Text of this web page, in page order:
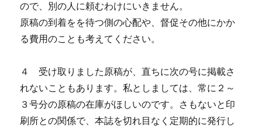
ので、別の人に頼むわけにいきません。
原稿の到着をを待つ側の心配や、督促その他にかか
る費用のことも考えてください。
４ 受け取りました原稿が、直ちに次の号に掲載さ
れないこともあります。私としましては、常に２～
３号分の原稿の在庫がほしいのです。さもないと印
刷所との関係で、本誌を切れ目なく定期的に発行し